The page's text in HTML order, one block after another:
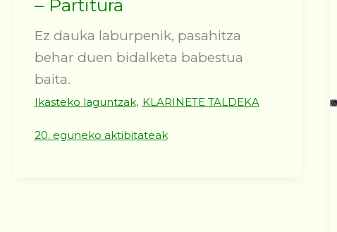
– Partitura
Ez dauka laburpenik, pasahitza
behar duen bidalketa babestua
baita.
Ikasteko laguntzak, KLARINETE TALDEKA
20. eguneko aktibitateak